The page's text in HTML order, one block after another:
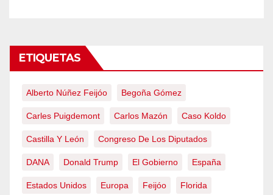
ETIQUETAS
Alberto Núñez Feijóo Begoña Gómez
Carles Puigdemont Carlos Mazón Caso Koldo
Castilla Y León Congreso De Los Diputados
DANA Donald Trump El Gobierno España
Estados Unidos Europa Feijóo Florida